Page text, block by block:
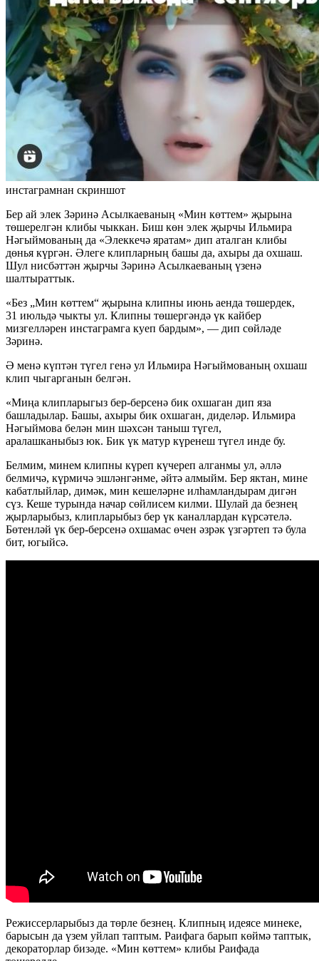
инстаграмнан скриншот
Бер ай элек Зәринә Асылкаеваның «Мин көттем» җырына
төшерелгән клибы чыккан. Биш көн элек җырчы Ильмира
Нәгыймованың да «Элеккечә яратам» дип аталган клибы
дөнья күргән. Әлеге клипларның башы да, ахыры да охшаш.
Шул нисбәттән җырчы Зәринә Асылкаеваның үзенә
шалтыраттык.
«Без „Мин көттем“ җырына клипны июнь аенда төшердек,
31 июльдә чыкты ул. Клипны төшергәндә үк кайбер
мизгелләрен инстаграмга куеп бардым», — дип сөйләде
Зәринә.
Ә менә күптән түгел генә ул Ильмира Нәгыймованың охшаш
клип чыгарганын белгән.
«Миңа клипларыгыз бер-берсенә бик охшаган дип яза
башладылар. Башы, ахыры бик охшаган, диделәр. Ильмира
Нәгыймова белән мин шәхсән таныш түгел,
аралашканыбыз юк. Бик үк матур күренеш түгел инде бу.
Белмим, минем клипны күреп күчереп алганмы ул, әллә
белмичә, күрмичә эшләнгәнме, әйтә алмыйм. Бер яктан, мине
кабатлыйлар, димәк, мин кешеләрне илһамландырам дигән
сүз. Кеше турында начар сөйлисем килми. Шулай да безнең
җырларыбыз, клипларыбыз бер үк каналлардан күрсәтелә.
Бөтенләй үк бер-берсенә охшамас өчен әзрәк үзгәртеп тә була
бит, югыйсә.
Режиссерларыбыз да төрле безнең. Клипның идеясе минеке,
барысын да үзем уйлап таптым. Раифага барып көймә таптык,
декораторлар бизәде. «Мин көттем» клибы Раифада